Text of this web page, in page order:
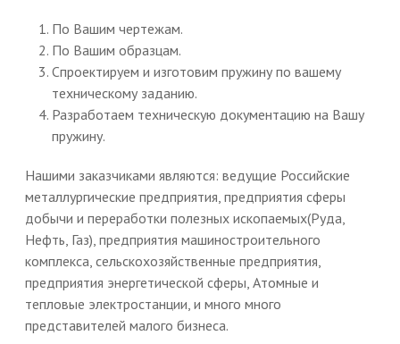
По Вашим чертежам.
По Вашим образцам.
Спроектируем и изготовим пружину по вашему
техническому заданию.
Разработаем техническую документацию на Вашу
пружину.
Нашими заказчиками являются: ведущие Российские
металлургические предприятия, предприятия сферы
добычи и переработки полезных ископаемых(Руда,
Нефть, Газ), предприятия машиностроительного
комплекса, сельскохозяйственные предприятия,
предприятия энергетической сферы, Атомные и
тепловые электростанции, и много много
представителей малого бизнеса.